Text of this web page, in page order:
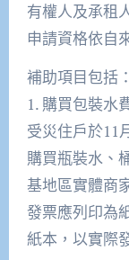
有權人及承租
申請資格依自
補助項目包括：
1. 購買包裝水
受災住戶於11
購買瓶裝水、
基地區實體商
發票應列印為
紙本，以實際